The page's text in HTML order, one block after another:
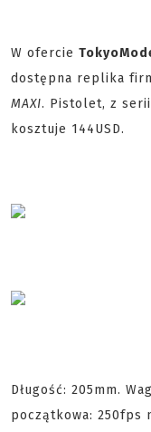
W ofercie
dostępna replika
MAXI. Pistolet, z
kosztuje 144USD.
Długość: 205mm.
początkowa: 250fps